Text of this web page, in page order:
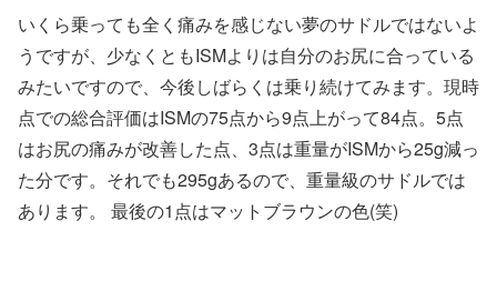
いくら乗っても全く痛みを感じない夢のサドルではないよ
うですが、少なくともISMよりは自分のお尻に合っている
みたいですので、今後しばらくは乗り続けてみます。現時
点での総合評価はISMの75点から9点上がって84点。5点
はお尻の痛みが改善した点、3点は重量がISMから25g減っ
た分です。それでも295gあるので、重量級のサドルでは
あります。 最後の1点はマットブラウンの色(笑)